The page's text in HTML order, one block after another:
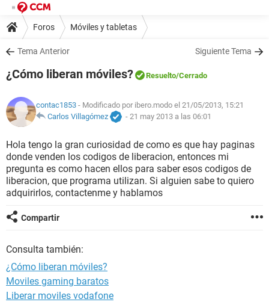
Foros Móviles y tabletas
Tema Anterior Siguiente Tema
¿Cómo liberan móviles? Resuelto/Cerrado
contac1853 - Modificado por ibero.modo el 21/05/2013, 15:21
Carlos Villagómez
- 21 may 2013 a las 06:01
Hola tengo la gran curiosidad de como es que hay paginas
donde venden los codigos de liberacion, entonces mi
pregunta es como hacen ellos para saber esos codigos de
liberacion, que programa utilizan. Si alguien sabe to quiero
adquirirlos, contactenme y hablamos
Compartir
Consulta también:
¿Cómo liberan móviles?
Moviles gaming baratos
Liberar moviles vodafone